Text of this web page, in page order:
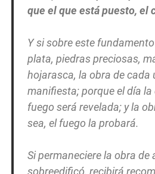
que el que está puesto, el
Y si sobre este
plata, piedras preciosas,
hojarasca, la obra de cada
manifiesta; porque el día
fuego será revelada; y la
sea, el fuego la probará.
Si permaneciere la obra de
sobreedificó, recibirá